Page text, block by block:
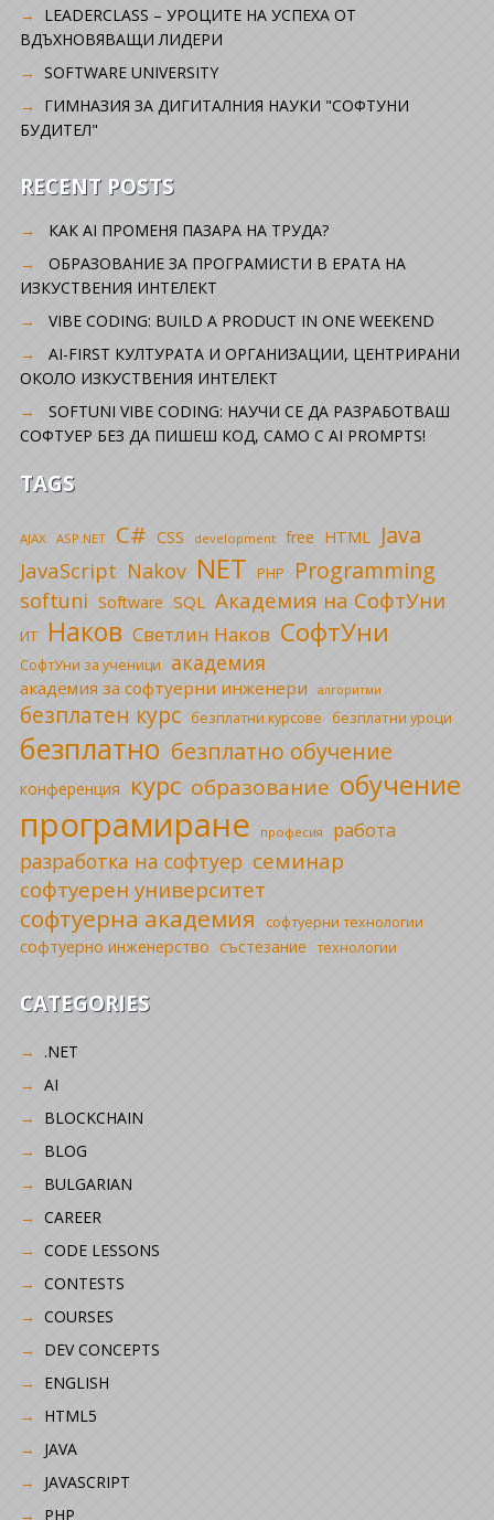
LEADERCLASS – УРОЦИТЕ НА УСПЕХА ОТ
ВДЪХНОВЯВАЩИ ЛИДЕРИ
SOFTWARE UNIVERSITY
ГИМНАЗИЯ ЗА ДИГИТАЛНИЯ НАУКИ "СОФТУНИ
БУДИТЕЛ"
RECENT POSTS
КАК AI ПРОМЕНЯ ПАЗАРА НА ТРУДА?
ОБРАЗОВАНИЕ ЗА ПРОГРАМИСТИ В ЕРАТА НА
ИЗКУСТВЕНИЯ ИНТЕЛЕКТ
VIBE CODING: BUILD A PRODUCT IN ONE WEEKEND
AI-FIRST КУЛТУРАТА И ОРГАНИЗАЦИИ, ЦЕНТРИРАНИ
ОКОЛО ИЗКУСТВЕНИЯ ИНТЕЛЕКТ
SOFTUNI VIBE CODING: НАУЧИ СЕ ДА РАЗРАБОТВАШ
СОФТУЕР БЕЗ ДА ПИШЕШ КОД, САМО С AI PROMPTS!
TAGS
AJAX ASP.NET C# CSS development free HTML Java
JavaScript Nakov NET PHP Programming
softuni Software SQL Академия на СофтУни
ИТ Наков Светлин Наков СофтУни
СофтУни за ученици академия
академия за софтуерни инженери алгоритми
безплатен курс безплатни курсове безплатни уроци
безплатно безплатно обучение
конференция курс образование обучение
програмиране професия работа
разработка на софтуер семинар
софтуерен университет
софтуерна академия софтуерни технологии
софтуерно инженерство състезание технологии
CATEGORIES
.NET
AI
BLOCKCHAIN
BLOG
BULGARIAN
CAREER
CODE LESSONS
CONTESTS
COURSES
DEV CONCEPTS
ENGLISH
HTML5
JAVA
JAVASCRIPT
PHP